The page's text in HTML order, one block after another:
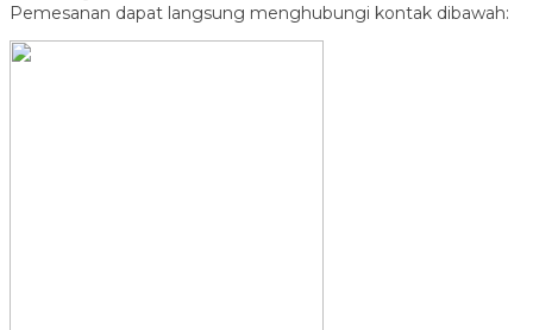
Pemesanan dapat langsung menghubungi kontak dibawah: